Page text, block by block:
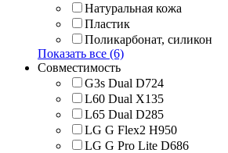
Натуральная кожа
Пластик
Поликарбонат, силикон
Показать все (6)
Совместимость
G3s Dual D724
L60 Dual X135
L65 Dual D285
LG G Flex2 H950
LG G Pro Lite D686